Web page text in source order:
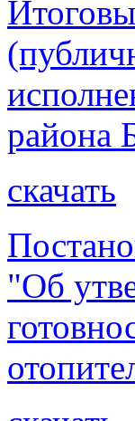
района
скачать
"Об